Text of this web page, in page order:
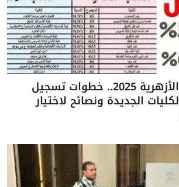
تنسيق الثانوية الأزهرية 2025.. خطوات تسجيل
الجديدة ونصائح لاختيار